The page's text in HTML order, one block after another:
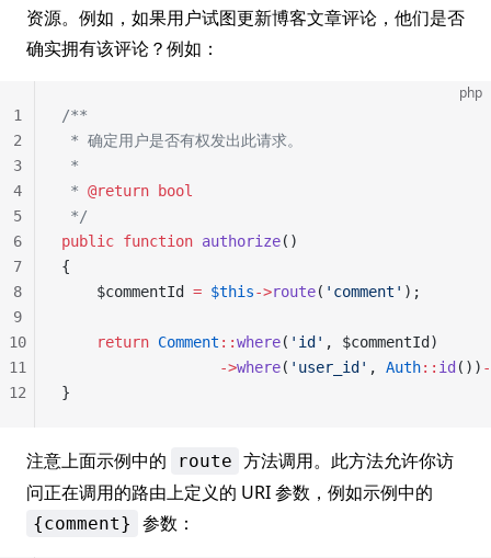
资源。例如，如果用户试图更新博客文章评论，他们是否
确实拥有该评论？例如：
php
/**
* 确定用户是否有权发出此请求。
*
* @return bool
*/
public function authorize()
{
    $commentId
= $this->route( 'comment' );
    return
Comment ::where( 'id' , $commentId)
                  ->
where( 'user_id' , Auth:: id ())
}
1
2
3
4
5
6
7
8
9
10
11
12
注意上面示例中的 route 方法调用。此方法允许你访
问正在调用的路由上定义的 URI 参数，例如示例中的
{comment} 参数：